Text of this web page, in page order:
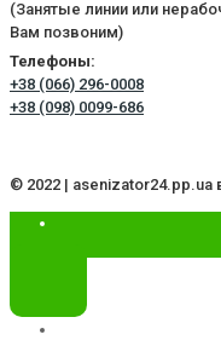
(Занятые линии или
Вам позвоним)
Телефоны:
+38 (066) 296-0008
+38 (098) 0099-686
© 2022 |